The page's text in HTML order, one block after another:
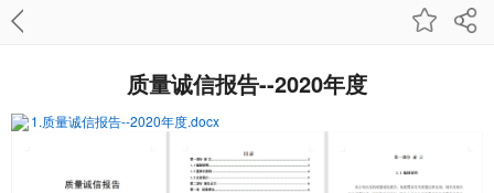
质量诚信报告--2020年度
1.质量诚信报告--2020年度.docx